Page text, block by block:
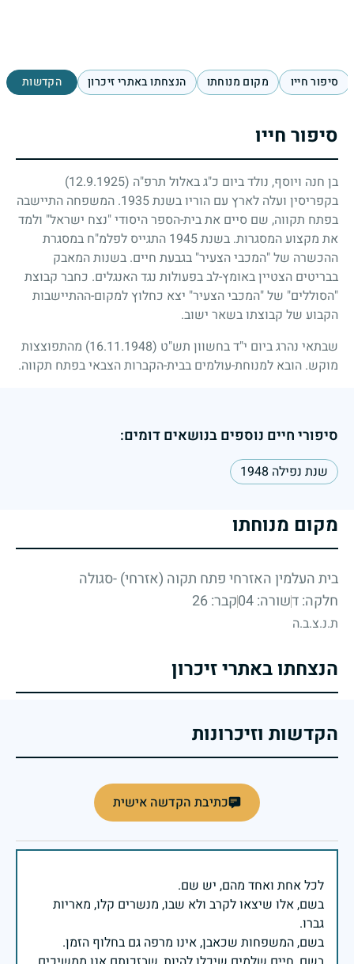
סיפור חייו מקום מנוחתו הנצחתו באתרי זיכרון הקדשות
סיפור חייו
בן חנה ויוסף, נולד ביום כ"ג באלול תרפ"ה (12.9.1925)
בקפריסין ועלה לארץ עם הוריו בשנת1935. המשפחה התיישבה
בפתח תקווה, שם סיים את בית-הספר היסודי "נצח ישראל" ולמד
את מקצוע המסגרות. בשנת1945 התגייס לפלמ"ח במסגרת
ההכשרה של "המכבי הצעיר" בגבעת חיים. בשנות המאבק
בבריטים הצטיין באומץ-לב בפעולות נגד האנגלים. כחבר קבוצת
"הסוללים" של "המכבי הצעיר" יצא כחלוץ למקום-ההתיישבות
הקבוע של קבוצתו בשאר ישוב.
שבתאי נהרג ביום י"ד בחשוון תש"ט (16.11.1948)
מהתפוצצות
מוקש. הובא למנוחת-עולמים בבית-הקברות הצבאי בפתח תקווה.
סיפורי חיים נוספים בנושאים דומים:
שנת נפילה 1948
מקום מנוחתו
בית העלמין האזרחי פתח תקוה (אזרחי) -סגולה
חלקה: דשורה: 04 קבר: 26
ת.נ.צ.ב.ה
הנצחתו באתרי זיכרון
הקדשות וזיכרונות
כתיבת הקדשה אישית
בשם, אלו שיצאו לקרב ולא שבו, מנשרים קלו, מאריות